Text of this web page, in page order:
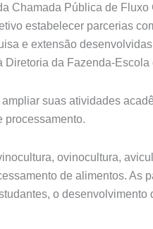
Chamada Pública de
estabelecer parcerias
e extensão
da Fazenda-Escola
suas atividades
processamento.
ovinocultura,
de alimentos. As
o